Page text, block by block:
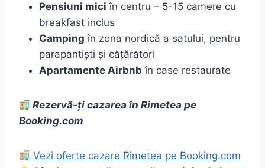
Pensiuni mici în centru – 5-15 camere cu
breakfast inclus
Camping în zona nordică a satului, pentru
parapantiști și cățărători
Apartamente Airbnb în case restaurate
Rezervă-ți cazarea în Rimetea pe
Booking.com
Vezi oferte cazare Rimetea pe Booking.com